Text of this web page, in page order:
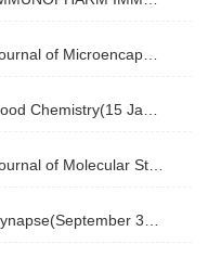
of Microencapsulation(20 Apr 2021)
Chemistry(15 January 2025)
of Molecular Structure(5 May 2017)
30, 2018)